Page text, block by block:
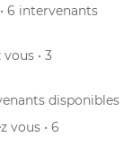
6 intervenants
• 3
disponibles
vous • 6